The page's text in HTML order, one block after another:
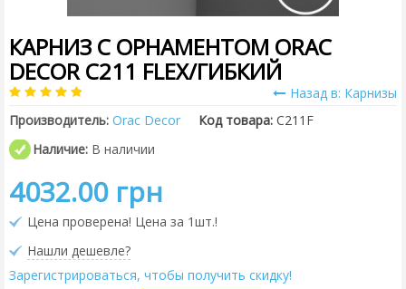
КАРНИЗ С ОРНАМЕНТОМ ORAC
DECOR C211 FLEX/ГИБКИЙ
Назад в: Карнизы
Производитель: Orac Decor Код товара: C211F
Наличие: В наличии
4032.00 грн
Цена проверена! Цена за 1шт.!
Нашли дешевле?
Зарегистрироваться, чтобы получить скидку!